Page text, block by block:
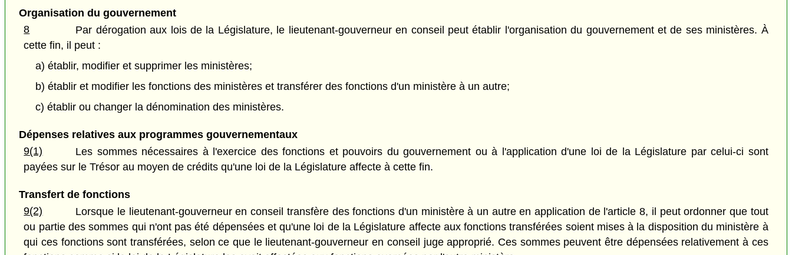
Organisation du gouvernement
8
Par dérogation aux lois de la Législature, le lieutenant-gouverneur en conseil peut établir l'organisation du gouvernement et de ses ministères. À
cette fin, il peut :
a) établir, modifier et supprimer les ministères;
b) établir et modifier les fonctions des ministères et transférer des fonctions d'un ministère à un autre;
c) établir ou changer la dénomination des ministères.
Dépenses relatives aux programmes gouvernementaux
9(1)
Les sommes nécessaires à l'exercice des fonctions et pouvoirs du gouvernement ou à l'application d'une loi de la Législature par celui-ci sont
payées sur le Trésor au moyen de crédits qu'une loi de la Législature affecte à cette fin.
Transfert de fonctions
9(2)
Lorsque le lieutenant-gouverneur en conseil transfère des fonctions d'un ministère à un autre en application de l'article 8, il peut ordonner que tout
ou partie des sommes qui n'ont pas été dépensées et qu'une loi de la Législature affecte aux fonctions transférées soient mises à la disposition du ministère à
qui ces fonctions sont transférées, selon ce que le lieutenant-gouverneur en conseil juge approprié. Ces sommes peuvent être dépensées relativement à ces